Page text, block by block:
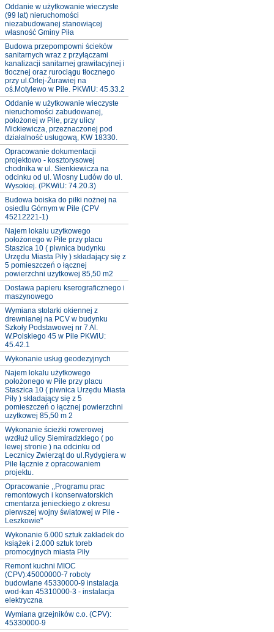
Oddanie w użytkowanie wieczyste
(99 lat) nieruchomości
niezabudowanej stanowiącej
własność Gminy Piła
Budowa przepompowni ścieków
sanitarnych wraz z przyłączami
kanalizacji sanitarnej grawitacyjnej i
tłocznej oraz rurociągu tłocznego
przy ul.Orlej-Żurawiej na
oś.Motylewo w Pile. PKWiU: 45.33.2
Oddanie w użytkowanie wieczyste
nieruchomości zabudowanej,
położonej w Pile, przy ulicy
Mickiewicza, przeznaczonej pod
działalność usługową, KW 18330.
Opracowanie dokumentacji
projektowo - kosztorysowej
chodnika w ul. Sienkiewicza na
odcinku od ul. Wiosny Ludów do ul.
Wysokiej. (PKWiU: 74.20.3)
Budowa boiska do piłki nożnej na
osiedlu Górnym w Pile (CPV
45212221-1)
Najem lokalu uzytkowego
położonego w Pile przy placu
Staszica 10 ( piwnica budynku
Urzędu Miasta Piły ) składający się z
5 pomieszczeń o łącznej
powierzchni uzytkowej 85,50 m2
Dostawa papieru kserograficznego i
maszynowego
Wymiana stolarki okiennej z
drewnianej na PCV w budynku
Szkoły Podstawowej nr 7 Al.
W.Polskiego 45 w Pile PKWiU:
45.42.1
Wykonanie usług geodezyjnych
Najem lokalu użytkowego
położonego w Pile przy placu
Staszica 10 ( piwnica Urzędu Miasta
Piły ) składający się z 5
pomieszczeń o łącznej powierzchni
uzytkowej 85,50 m 2
Wykonanie ścieżki rowerowej
wzdłuż ulicy Siemiradzkiego ( po
lewej stronie ) na odcinku od
Lecznicy Zwierząt do ul.Rydygiera w
Pile łącznie z opracowaniem
projektu.
Opracowanie ,,Programu prac
remontowych i konserwatorskich
cmentarza jenieckiego z okresu
pierwszej wojny światowej w Pile -
Leszkowie"
Wykonanie 6.000 sztuk zakładek do
książek i 2.000 sztuk toreb
promocyjnych miasta Piły
Remont kuchni MIOC
(CPV):45000000-7 roboty
budowlane 45330000-9 instalacja
wod-kan 45310000-3 - instalacja
elektryczna
Wymiana grzejników c.o. (CPV):
45330000-9